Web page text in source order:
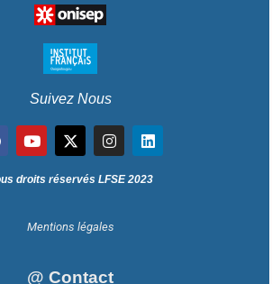
Suivez Nous
droits réservés LFSE 2023
Mentions légales
@ Contact